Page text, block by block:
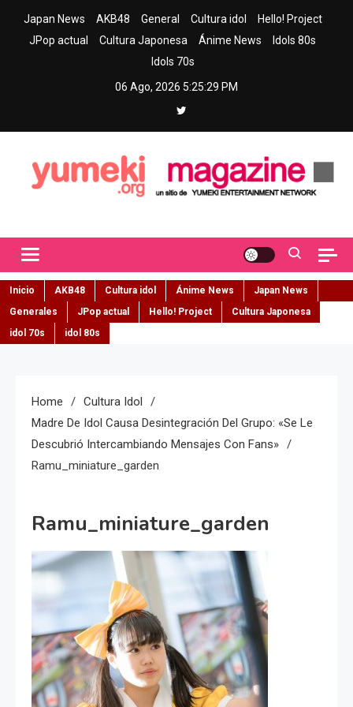
Japan News AKB48 General Cultura idol
Hello! Project
JPop actual
Cultura Japonesa Ánime News
Idols 80s
Idols 70s
06 Ago, 2026 5:25:30 PM
Inicio AKB48 Cultura idol Ánime News
Japan News
Generales
JPop actual Hello! Project
Cultura Japonesa
idol 70s
idol 80s
Home
Cultura Idol
Madre De Idol Causa Desintegración Del Grupo: «se Le
Descubrió Intercambiando Mensajes Con Fans»
Ramu_miniature_garden
Ramu_miniature_garden